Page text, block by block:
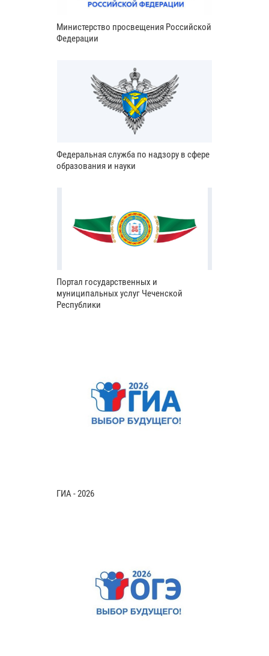
Министерство просвещения Российской
Федерации
Федеральная служба по надзору в сфере
образования и науки
Портал государственных и
муниципальных услуг Чеченской
Республики
ГИА - 2026